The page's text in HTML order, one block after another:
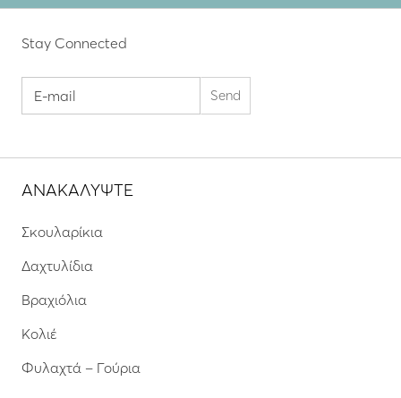
Stay Connected
ΑΝΑΚΑΛΥΨΤΕ
Σκουλαρίκια
Δαχτυλίδια
Βραχιόλια
Κολιέ
Φυλαχτά – Γούρια